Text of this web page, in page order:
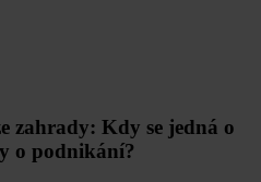
zahrady: Kdy se jedná o
o podnikání?